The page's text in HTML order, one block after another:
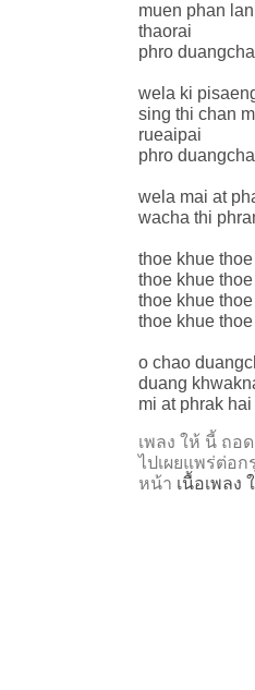
muen phan
thaorai
phro
wela ki
sing thi chan
rueaipai
phro
wela mai at
wacha thi
thoe khue
thoe khue
thoe khue
thoe khue
o chao
duang
mi at phrak
เพลง ให้ นี้ ถอ
ไปเผยแพร่ต่อ
หน้า เนื้อเพลง